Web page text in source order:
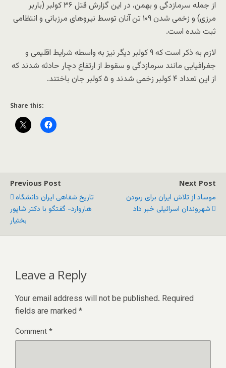
از جمله سرمازدگی و بهمن، در این گزارش قتل ۳۶ کولبر (باربر
مرزی) و زخمی شدن ۱۰۹ تن آنان توسط نیروهای مرزبانی و انتظامی
ثبت شده است.
لازم به ذکر است که ۹ کولبر دیگر نیز به واسطه شرایط اقلیمی و
جغرافیایی مانند سرمازدگی و سقوط از ارتفاع دچار حادثه شدند که
از این تعداد ۴ کولبر زخمی شدند و ۵ کولبر جان باختند.
Share this:
Previous Post
تاریخ شفاهی ایران دانشگاه
هاروارد- گفتگو با دکتر شاپور
بختیار
Next Post
موساد از تلاش ایران برای ربودن
شهروندان اسرائیلی خبر داد
Leave a Reply
Your email address will not be published. Required
fields are marked *
Comment*